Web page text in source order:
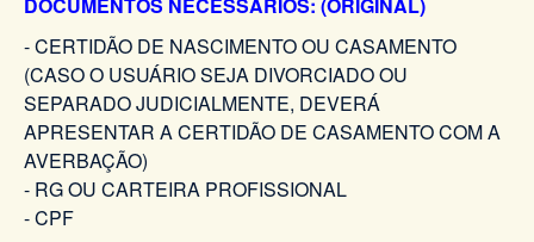
- CERTIDÃO DE NASCIMENTO OU CASAMENTO
(CASO O USUÁRIO SEJA DIVORCIADO OU
SEPARADO JUDICIALMENTE, DEVERÁ
APRESENTAR A CERTIDÃO DE CASAMENTO COM A
AVERBAÇÃO)
- RG OU CARTEIRA PROFISSIONAL
- CPF